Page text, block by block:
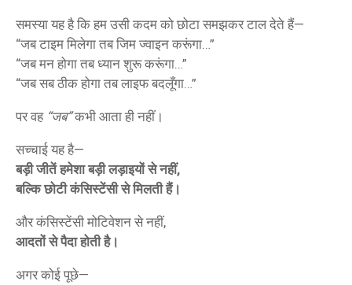
समस्या यह है कि हम उसी कदम को छोटा समझकर टाल देते हैं—
“जब टाइम मिलेगा तब जिम ज्वाइन करूंगा…”
“जब मन होगा तब ध्यान शुरू करूंगा…”
“जब सब ठीक होगा तब लाइफ बदलूँगा…”
पर वह “जब”कभी आता ही नहीं।
सच्चाई यह है—
बड़ी जीतें हमेशा बड़ी लड़ाइयों से नहीं,
बल्कि छोटी कंसिस्टेंसी से मिलती हैं।
और कंसिस्टेंसी मोटिवेशन से नहीं,
आदतों से पैदा होती है।
अगर कोई पूछे—